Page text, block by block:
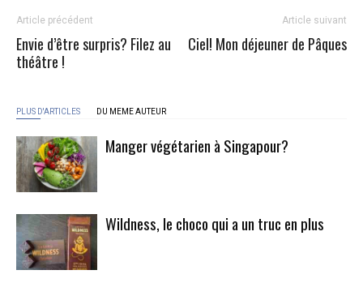
Article précédent
Envie d’être surpris? Filez au
théâtre !
Article suivant
Ciel! Mon déjeuner de Pâques
PLUS D'ARTICLES DU MEME AUTEUR
Manger végétarien à Singapour?
Wildness, le choco qui a un truc en plus